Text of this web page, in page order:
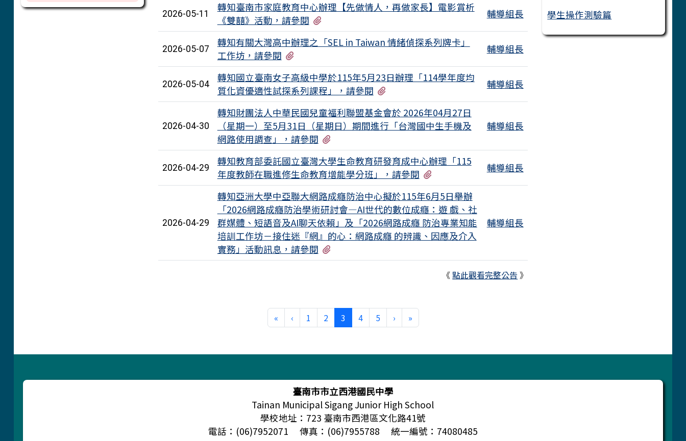
2026-05-11
轉知臺南市家庭教育中心辦理【先做情人，再做家長】電影賞析
《雙囍》活動，請參閱
輔導組長
2026-05-07
轉知有關大灣高中辦理之「SEL in Taiwan 情緒偵探系列牌卡」
工作坊，請參閱
輔導組長
2026-05-04
轉知國立臺南女子高級中學於115年5月23日辦理「114學年度均
質化資優適性試探系列課程」，請參閱
輔導組長
2026-04-30
轉知財團法人中華民國兒童福利聯盟基金會於 2026年04月27日
（星期一）至5月31日（星期日）期間進行「台灣國中生手機及
網路使用調查」，請參閱
輔導組長
2026-04-29
轉知教育部委託國立臺灣大學生命教育研發育成中心辦理「115
年度教師在職進修生命教育增能學分班」，請參閱
輔導組長
2026-04-29
轉知亞洲大學中亞聯大網路成癮防治中心擬於115年6月5日舉辦
「2026網路成癮防治學術研討會—AI世代的數位成癮：遊 戲、社
群媒體、短語音及AI聊天依賴」及「2026網路成癮 防治專業知能
培訓工作坊－接住迷『網』的心：網路成癮 的辨識、因應及介入
實務」活動訊息，請參閱
輔導組長
《點此觀看完整公告 》
«第一頁
‹上一頁
1 2 3(目前頁次)
4 5 ›下一頁
»最後頁
學生操作測驗篇
頁尾區域內容
臺南市市立西港國民中學
Tainan Municipal Sigang Junior High School
學校地址：723 臺南市西港區文化路41號
電話：(06)7952071 傳真：(06)7955788 統一編號：74080485